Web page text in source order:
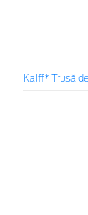
Kalff* Trusă